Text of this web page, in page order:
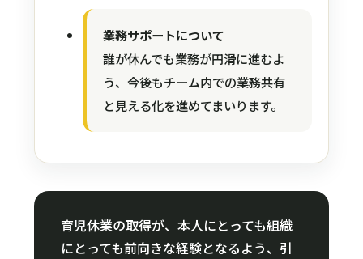
業務サポートについて
誰が休んでも業務が円滑に進むよ
う、今後もチーム内での業務共有
と見える化を進めてまいります。
育児休業の取得が、本人にとっても組織
にとっても前向きな経験となるよう、引